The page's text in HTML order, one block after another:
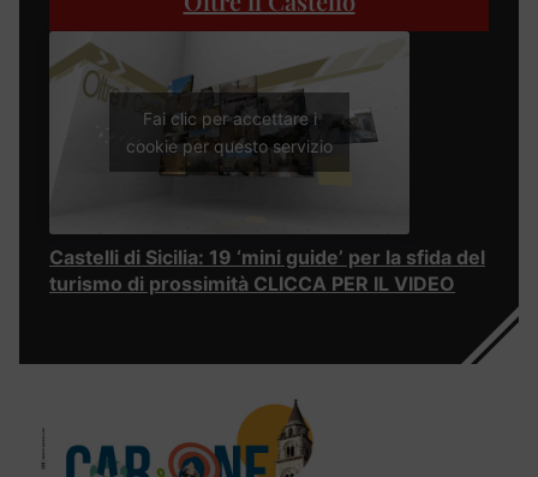
Fai clic per accettare i
cookie per questo servizio
Castelli di Sicilia: 19 ‘mini guide’ per la sfida del
turismo di prossimità CLICCA PER IL VIDEO